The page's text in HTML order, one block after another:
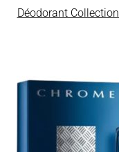
Déodorant